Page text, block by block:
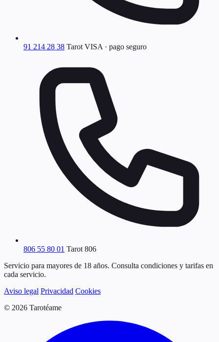
91 214 28 38 Tarot VISA · pago seguro
806 55 80 01 Tarot 806
Servicio para mayores de 18 años. Consulta condiciones y tarifas en
cada servicio.
Aviso legal Privacidad Cookies
© 2026 Tarotéame